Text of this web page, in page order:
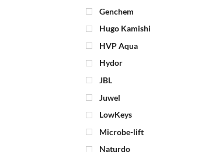
Genchem
Hugo Kamishi
HVP Aqua
Hydor
JBL
Juwel
LowKeys
Microbe-lift
Naturdo